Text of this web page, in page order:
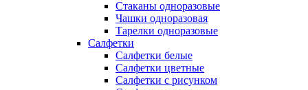
Стаканы одноразовые
Чашки одноразовая
Тарелки одноразовые
Салфетки
Салфетки белые
Салфетки цветные
Салфетки с рисунком